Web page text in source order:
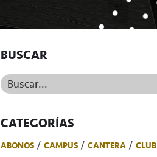
BUSCAR
Buscar...
CATEGORÍAS
ABONOS CAMPUS CANTERA
CLUB